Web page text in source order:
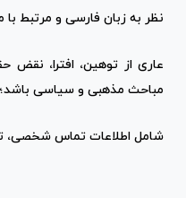
نظر به زبان فارسی و مرتبط
عاری از توهین، افترا، نقض
مباحث مذهبی و سیاسی باشد؛
شامل اطلاعات تماس شخصی،